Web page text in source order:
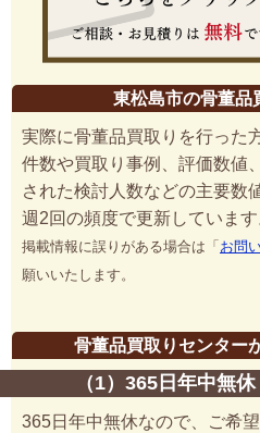
東松島市の骨董品
実際に骨董品買取りを行った
件数や買取り事例、評価数値
された検討人数などの主要数
週2回の頻度で更新しています
掲載情報に誤りがある場合は「 お問
願いいたします。
骨董品買取りセンター
（1）365日年中無
365日年中無休なので、ご希